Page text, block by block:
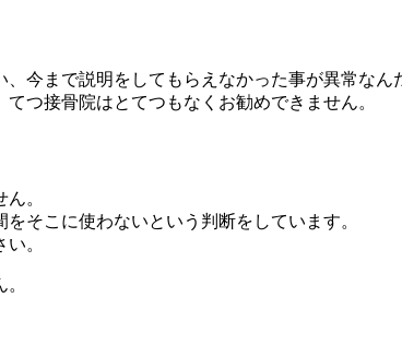
今まで説明をしてもらえなかった事が異常なん
つ接骨院はとてつもなくお勧めできません。
。
そこに使わないという判断をしています。
。